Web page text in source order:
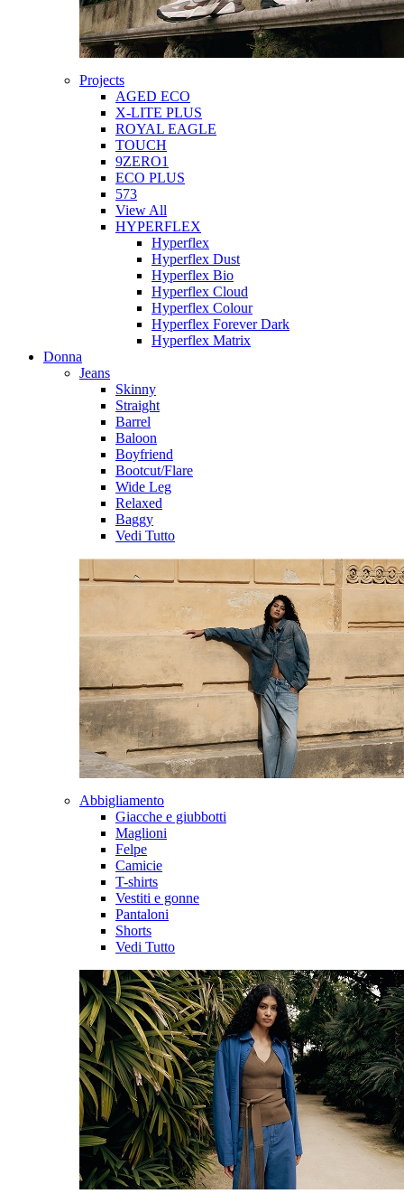
Projects
AGED ECO
X-LITE PLUS
ROYAL EAGLE
TOUCH
9ZERO1
ECO PLUS
573
View All
HYPERFLEX
Hyperflex
Hyperflex Dust
Hyperflex Bio
Hyperflex Cloud
Hyperflex Colour
Hyperflex Forever Dark
Hyperflex Matrix
Donna
Jeans
Skinny
Straight
Barrel
Baloon
Boyfriend
Bootcut/Flare
Wide Leg
Relaxed
Baggy
Vedi Tutto
Abbigliamento
Giacche e giubbotti
Maglioni
Felpe
Camicie
T-shirts
Vestiti e gonne
Pantaloni
Shorts
Vedi Tutto